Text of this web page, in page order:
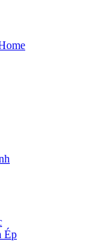
Ép